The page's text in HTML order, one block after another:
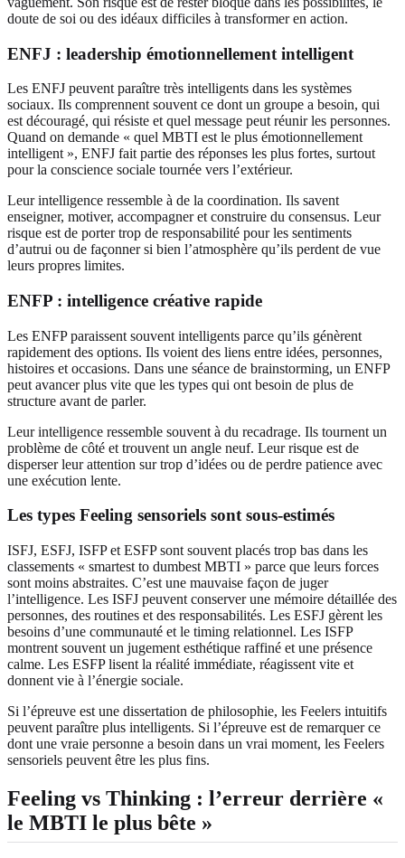
doute de soi ou des idéaux difficiles à transformer en action.
ENFJ : leadership émotionnellement intelligent
Les ENFJ peuvent paraître très intelligents dans les systèmes
sociaux. Ils comprennent souvent ce dont un groupe a besoin, qui
est découragé, qui résiste et quel message peut réunir les personnes.
Quand on demande « quel MBTI est le plus émotionnellement
intelligent », ENFJ fait partie des réponses les plus fortes, surtout
pour la conscience sociale tournée vers l’extérieur.
Leur intelligence ressemble à de la coordination. Ils savent
enseigner, motiver, accompagner et construire du consensus. Leur
risque est de porter trop de responsabilité pour les sentiments
d’autrui ou de façonner si bien l’atmosphère qu’ils perdent de vue
leurs propres limites.
ENFP : intelligence créative rapide
Les ENFP paraissent souvent intelligents parce qu’ils génèrent
rapidement des options. Ils voient des liens entre idées, personnes,
histoires et occasions. Dans une séance de brainstorming, un ENFP
peut avancer plus vite que les types qui ont besoin de plus de
structure avant de parler.
Leur intelligence ressemble souvent à du recadrage. Ils tournent un
problème de côté et trouvent un angle neuf. Leur risque est de
disperser leur attention sur trop d’idées ou de perdre patience avec
une exécution lente.
Les types Feeling sensoriels sont sous-estimés
ISFJ, ESFJ, ISFP et ESFP sont souvent placés trop bas dans les
classements « smartest to dumbest MBTI » parce que leurs forces
sont moins abstraites. C’est une mauvaise façon de juger
l’intelligence. Les ISFJ peuvent conserver une mémoire détaillée des
personnes, des routines et des responsabilités. Les ESFJ gèrent les
besoins d’une communauté et le timing relationnel. Les ISFP
montrent souvent un jugement esthétique raffiné et une présence
calme. Les ESFP lisent la réalité immédiate, réagissent vite et
donnent vie à l’énergie sociale.
Si l’épreuve est une dissertation de philosophie, les Feelers intuitifs
peuvent paraître plus intelligents. Si l’épreuve est de remarquer ce
dont une vraie personne a besoin dans un vrai moment, les Feelers
sensoriels peuvent être les plus fins.
Feeling vs Thinking : l’erreur derrière «
le MBTI le plus bête »